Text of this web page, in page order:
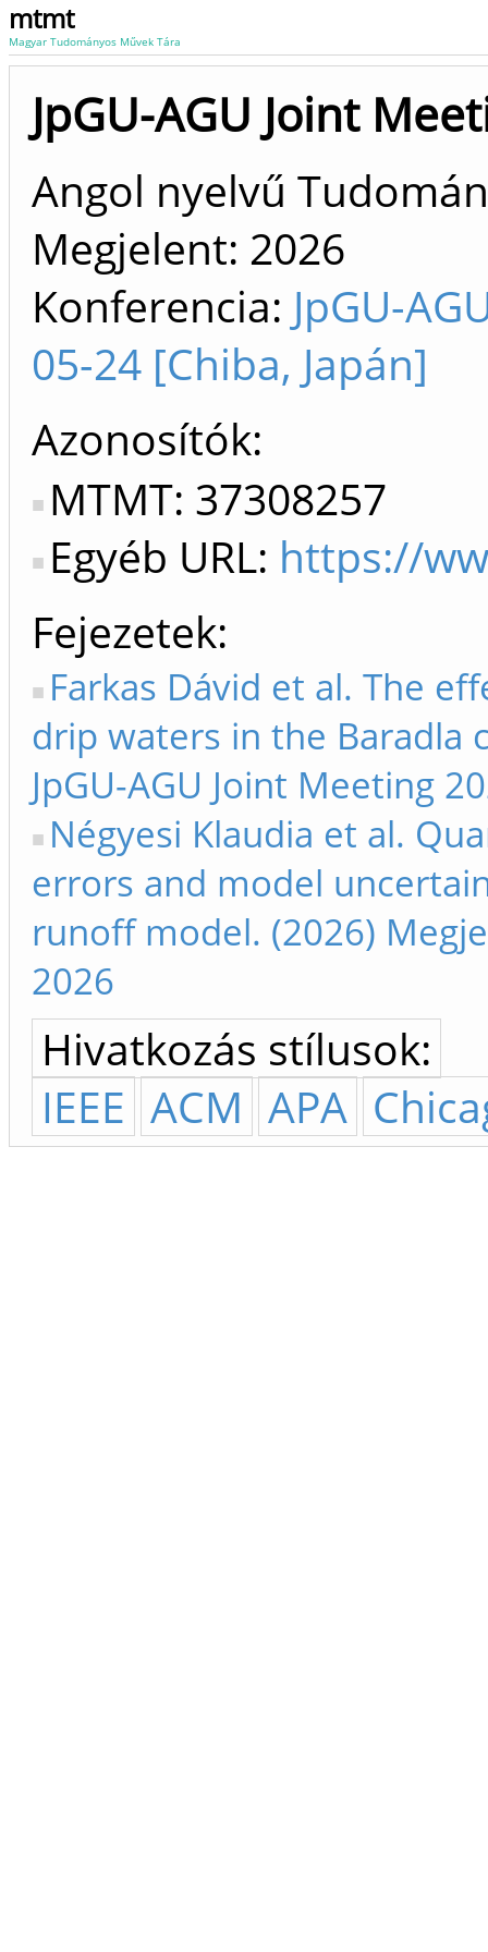
mtmt
Magyar Tudományos Művek Tára
JpGU-AGU Joint
Angol nyelvű
Megjelent: 2026
Konferencia: JpGU-
05-24 [Chiba, Japán]
Azonosítók
MTMT: 37308257
Egyéb URL: https://
Fejezetek
Farkas Dávid et al. The
drip waters in the Baradla
JpGU-AGU Joint Meeting
Négyesi Klaudia et al.
errors and model
runoff model. (2026)
2026
Hivatkozás stílusok:
IEEE ACM APA